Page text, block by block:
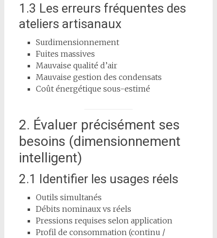
1.3 Les erreurs fréquentes des
ateliers artisanaux
Surdimensionnement
Fuites massives
Mauvaise qualité d’air
Mauvaise gestion des condensats
Coût énergétique sous-estimé
2. Évaluer précisément ses
besoins (dimensionnement
intelligent)
2.1 Identifier les usages réels
Outils simultanés
Débits nominaux vs réels
Pressions requises selon application
Profil de consommation (continu /